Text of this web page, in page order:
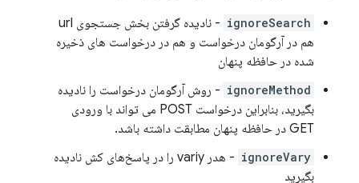
ignoreSearch
- نادیده گرفتن بخش جستجوی url
هم در آرگومان درخواست و هم در درخواست های ذخیره
شده در حافظه پنهان
ignoreMethod - روش آرگومان درخواست را نادیده
بگیرید، بنابراین درخواست POST می تواند با ورودی
GET در حافظه پنهان مطابقت داشته باشد.
ignoreVary
- هدر variy را در پاسخ‌های کش نادیده
بگیرید